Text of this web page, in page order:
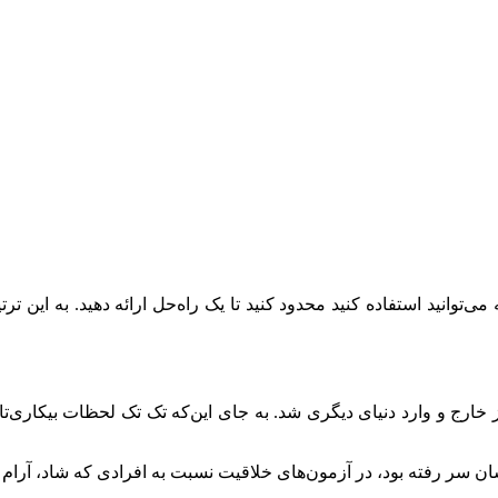
استفاده کنید محدود کنید تا یک راه‌حل ارائه دهید. به این
و وارد دنیای دیگری شد. به جای این‌که تک تک لحظات
رفته بود، در آزمون‌های خلاقیت نسبت به افرادی که شاد، آرام